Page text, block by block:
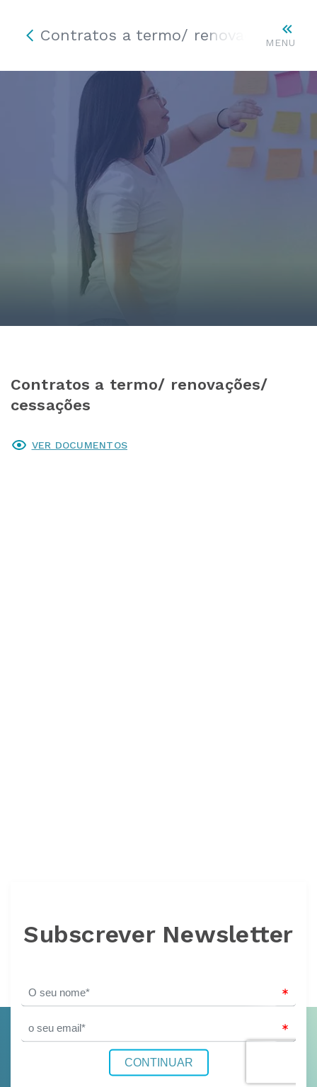
MENU
Contratos a termo/ renovações/
Contratos a termo/ renovações/
cessações
VER DOCUMENTOS
Subscrever Newsletter